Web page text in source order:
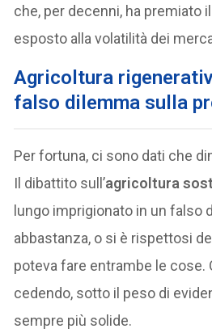
che, per decenni, ha premiato
esposto alla volatilità dei
Agricoltura
falso dilemma sulla
Per fortuna, ci sono dati che
Il dibattito sull’agricoltura
lungo imprigionato in un falso
abbastanza, o si è rispettosi
poteva fare entrambe le cose.
cedendo, sotto il peso di
sempre più solide.